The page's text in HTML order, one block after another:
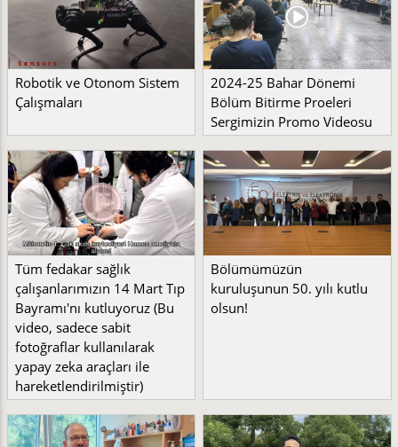
Robotik ve Otonom Sistem
Çalışmaları
2024-25 Bahar Dönemi
Bölüm Bitirme Proeleri
Sergimizin Promo Videosu
Tüm fedakar sağlık
çalışanlarımızın 14 Mart Tıp
Bayramı'nı kutluyoruz (Bu
video, sadece sabit
fotoğraflar kullanılarak
yapay zeka araçları ile
hareketlendirilmiştir)
Bölümümüzün
kuruluşunun 50. yılı kutlu
olsun!